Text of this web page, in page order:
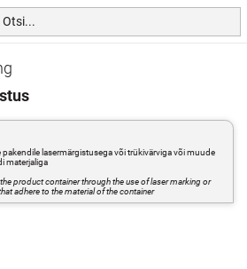
lasermärgistusega või trükivärviga või muude
materjaliga
product container through the use of laser marking or
adhere to the material of the container